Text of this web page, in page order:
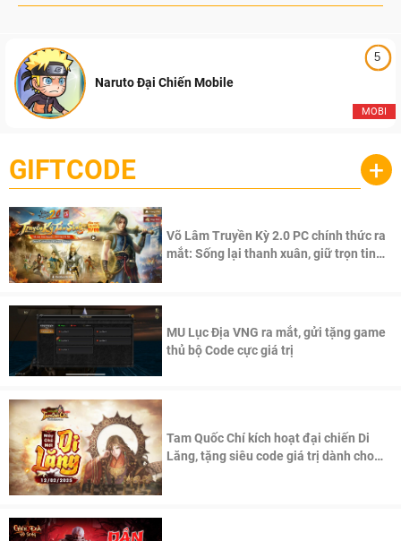
5
MOBI
Naruto Đại Chiến Mobile
GIFTCODE +
Võ Lâm Truyền Kỳ 2.0 PC chính thức ra
mắt: Sống lại thanh xuân, giữ trọn tinh
MU Lục Địa VNG ra mắt, gửi tặng game
thủ bộ Code cực giá trị
Tam Quốc Chí kích hoạt đại chiến Di
Lăng, tặng siêu code giá trị dành cho